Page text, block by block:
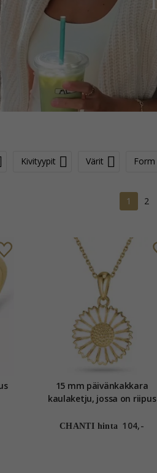
Kivityypit Värit Form
1 2
15 mm päivänkakkara
kaulaketju, jossa on riipus
CHANTI hinta 104,-